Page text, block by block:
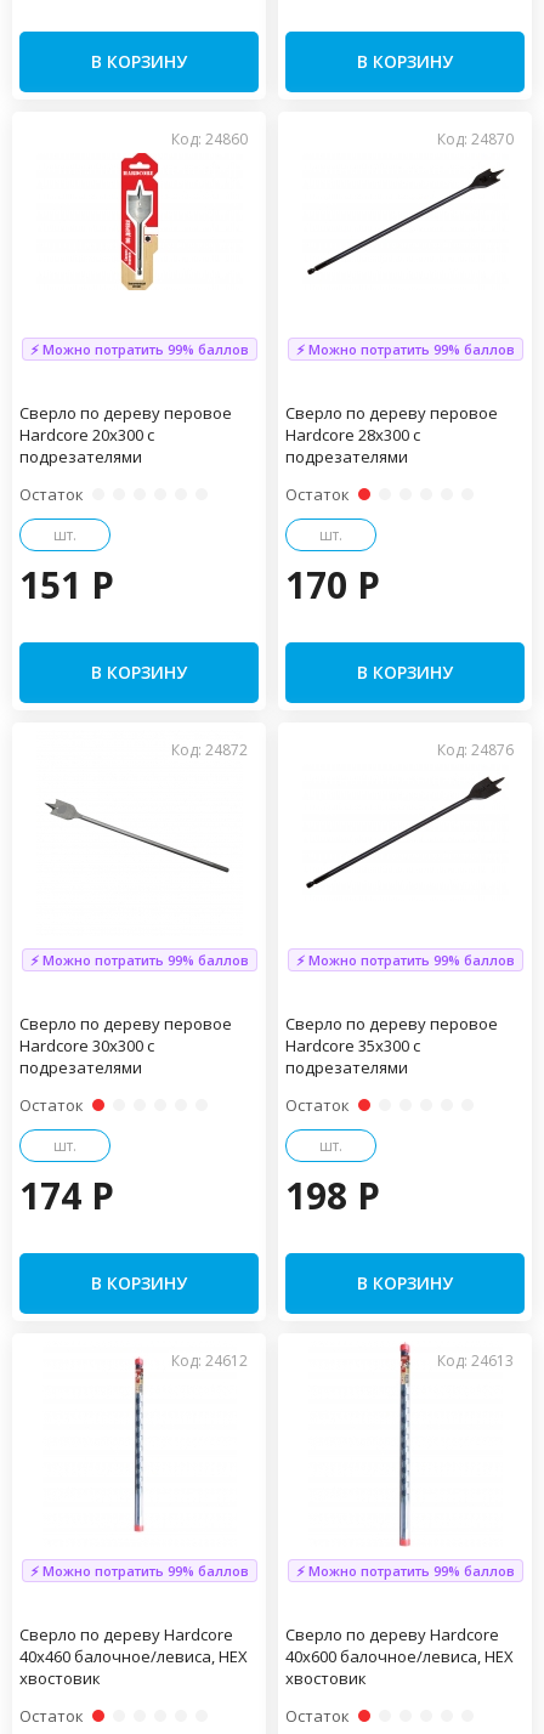
В КОРЗИНУ В КОРЗИНУ
Код: 24860
⚡ Можно потратить 99% баллов
Сверло по дереву перовое
Hardcore 20х300 с
подрезателями
Остаток
шт.
151 P
В КОРЗИНУ
Код: 24870
⚡ Можно потратить 99% баллов
Сверло по дереву перовое
Hardcore 28х300 с
подрезателями
Остаток
шт.
170 P
В КОРЗИНУ
Код: 24872
⚡ Можно потратить 99% баллов
Сверло по дереву перовое
Hardcore 30х300 с
подрезателями
Остаток
шт.
174 P
В КОРЗИНУ
Код: 24876
⚡ Можно потратить 99% баллов
Сверло по дереву перовое
Hardcore 35х300 с
подрезателями
Остаток
шт.
198 P
В КОРЗИНУ
Код: 24612
⚡ Можно потратить 99% баллов
Сверло по дереву Hardcore
40х460 балочное/левиса, HEX
хвостовик
Остаток
Код: 24613
⚡ Можно потратить 99% баллов
Сверло по дереву Hardcore
40х600 балочное/левиса, HEX
хвостовик
Остаток